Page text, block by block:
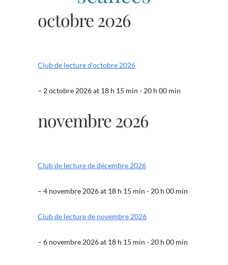
octobre 2026
Club de lecture d'octobre 2026
– 2 octobre 2026 at 18 h 15 min - 20 h 00 min
novembre 2026
Club de lecture de décembre 2026
– 4 novembre 2026 at 18 h 15 min - 20 h 00 min
Club de lecture de novembre 2026
– 6 novembre 2026 at 18 h 15 min - 20 h 00 min